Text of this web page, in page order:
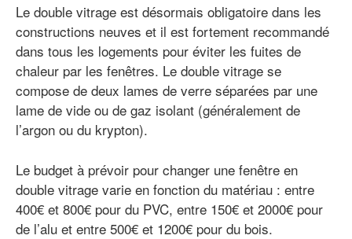
Le double vitrage est désormais obligatoire dans les
constructions neuves et il est fortement recommandé
dans tous les logements pour éviter les fuites de
chaleur par les fenêtres. Le double vitrage se
compose de deux lames de verre séparées par une
lame de vide ou de gaz isolant (généralement de
l’argon ou du krypton).
Le budget à prévoir pour changer une fenêtre en
double vitrage varie en fonction du matériau : entre
400€ et 800€ pour du PVC, entre 150€ et 2000€ pour
de l’alu et entre 500€ et 1200€ pour du bois.